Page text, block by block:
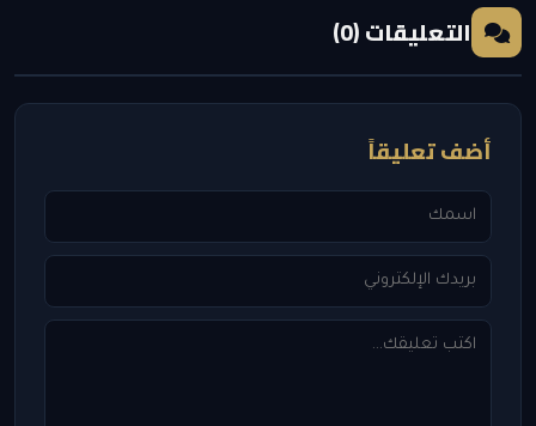
التعليقات (0)
أضف تعليقاً